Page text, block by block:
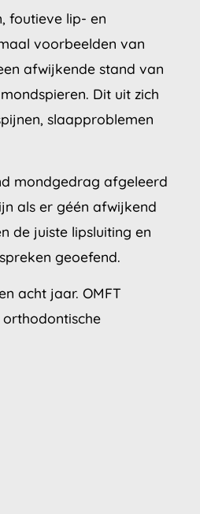
foutieve lip- en
voorbeelden van
afwijkende stand van
Dit uit zich
slaapproblemen
mondgedrag afgeleerd
als er géén afwijkend
de juiste lipsluiting en
geoefend.
acht jaar. OMFT